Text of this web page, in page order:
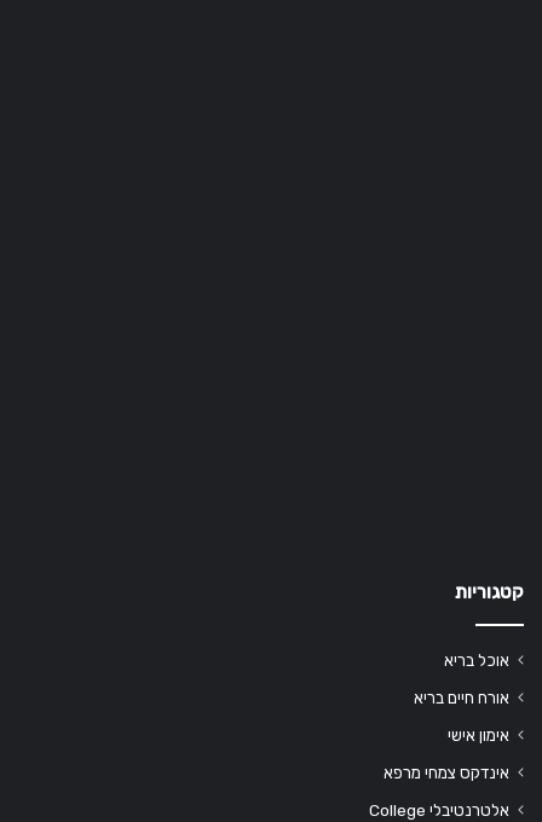
קטגוריות
אוכל בריא
אורח חיים בריא
אימון אישי
אינדקס צמחי מרפא
אלטרנטיבלי College